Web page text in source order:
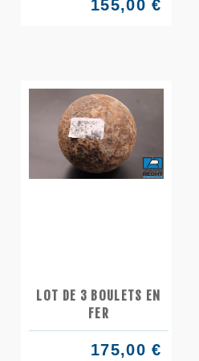
155,00 €
LOT DE 3 BOULETS EN
FER
175,00 €